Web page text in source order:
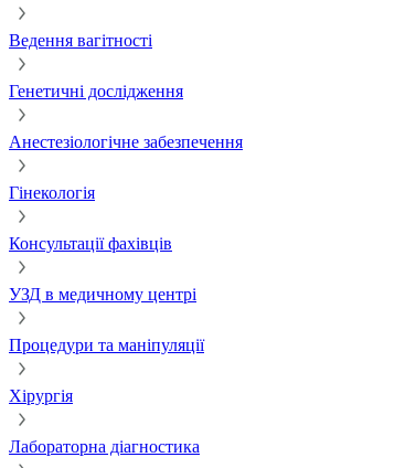
Ведення вагітності
Генетичні дослідження
Анестезіологічне забезпечення
Гінекологія
Консультації фахівців
УЗД в медичному центрі
Процедури та маніпуляції
Хірургія
Лабораторна діагностика